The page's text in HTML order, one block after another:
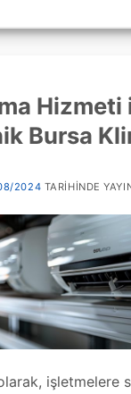
Hizmeti
Bursa
2024 TARIHINDE